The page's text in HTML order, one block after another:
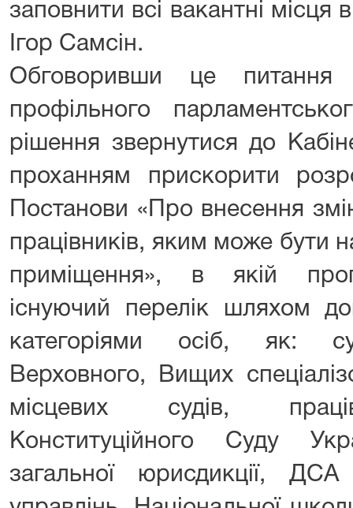
заповнити всі вакантні місця
Ігор Самсін.
Обговоривши це питання
профільного
рішення звернутися до
проханням прискорити
Постанови «Про внесення
працівників, яким може бути
приміщення», в якій
існуючий перелік шляхом
категоріями осіб, як:
Верховного, Вищих
місцевих судів,
Конституційного Суду
загальної юрисдикції, ДСА